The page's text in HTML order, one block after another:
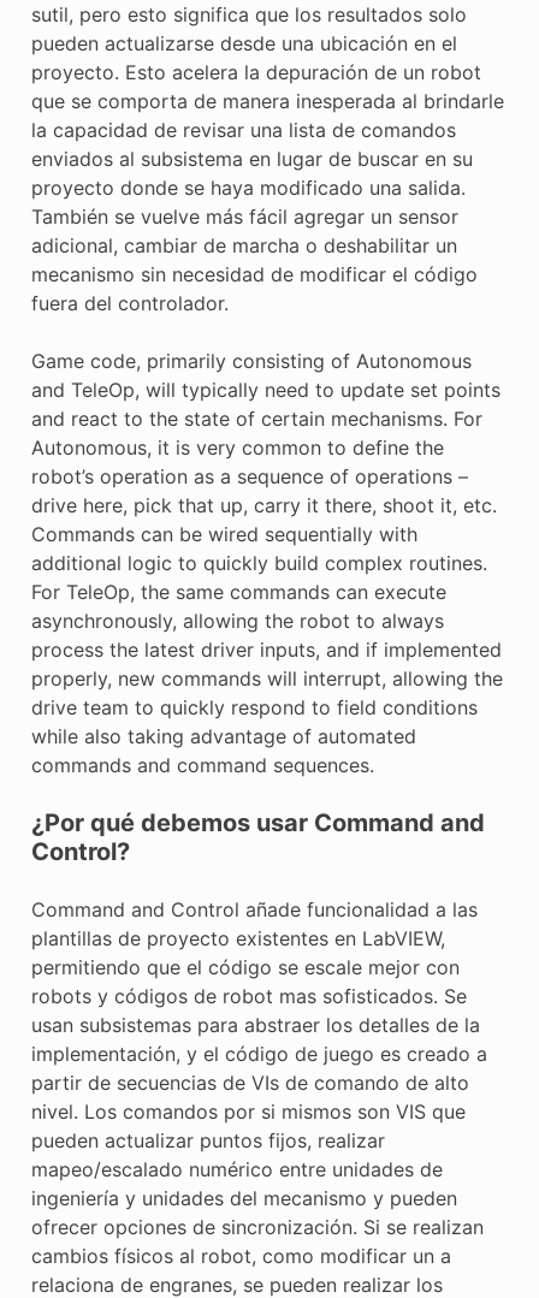
sutil, pero esto significa que los resultados solo
pueden actualizarse desde una ubicación en el
proyecto. Esto acelera la depuración de un robot
que se comporta de manera inesperada al brindarle
la capacidad de revisar una lista de comandos
enviados al subsistema en lugar de buscar en su
proyecto donde se haya modificado una salida.
También se vuelve más fácil agregar un sensor
adicional, cambiar de marcha o deshabilitar un
mecanismo sin necesidad de modificar el código
fuera del controlador.
Game code, primarily consisting of Autonomous
and TeleOp, will typically need to update set points
and react to the state of certain mechanisms. For
Autonomous, it is very common to define the
robot’s operation as a sequence of operations –
drive here, pick that up, carry it there, shoot it, etc.
Commands can be wired sequentially with
additional logic to quickly build complex routines.
For TeleOp, the same commands can execute
asynchronously, allowing the robot to always
process the latest driver inputs, and if implemented
properly, new commands will interrupt, allowing the
drive team to quickly respond to field conditions
while also taking advantage of automated
commands and command sequences.
¿Por qué debemos usar Command and
Control?
Command and Control añade funcionalidad a las
plantillas de proyecto existentes en LabVIEW,
permitiendo que el código se escale mejor con
robots y códigos de robot mas sofisticados. Se
usan subsistemas para abstraer los detalles de la
implementación, y el código de juego es creado a
partir de secuencias de VIs de comando de alto
nivel. Los comandos por si mismos son VIS que
pueden actualizar puntos fijos, realizar
mapeo/escalado numérico entre unidades de
ingeniería y unidades del mecanismo y pueden
ofrecer opciones de sincronización. Si se realizan
cambios físicos al robot, como modificar un a
relaciona de engranes, se pueden realizar los